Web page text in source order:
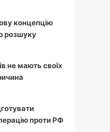
концепцію
розшуку
не мають своїх
проти РФ